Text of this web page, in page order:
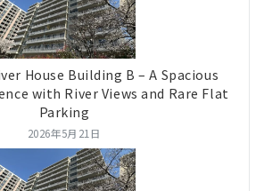
House Building B – A Spacious
with River Views and Rare Flat
Parking
2026年5月21日